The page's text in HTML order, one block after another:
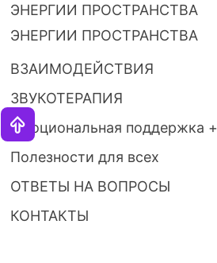
ЭНЕРГИИ ПРОСТРАНСТВА
ЭНЕРГИИ ПРОСТРАНСТВА
ВЗАИМОДЕЙСТВИЯ
ЗВУКОТЕРАПИЯ
Эмоциональная поддержка +
Полезности для всех
ОТВЕТЫ НА ВОПРОСЫ
КОНТАКТЫ